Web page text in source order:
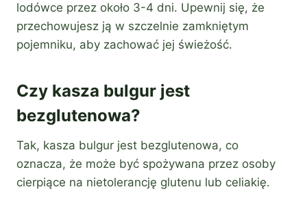
lodówce przez około 3-4 dni. Upewnij się, że
przechowujesz ją w szczelnie zamkniętym
pojemniku, aby zachować jej świeżość.
Czy kasza bulgur jest
bezglutenowa?
Tak, kasza bulgur jest bezglutenowa, co
oznacza, że może być spożywana przez osoby
cierpiące na nietolerancję glutenu lub celiakię.